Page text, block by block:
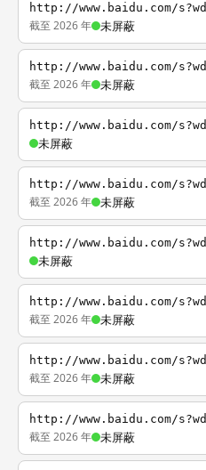
http://www.baidu.com/
截至 2026 年 未屏蔽
http://www.baidu.com/
截至 2026 年 未屏蔽
http://www.baidu.com/
未屏蔽
http://www.baidu.com/
截至 2026 年 未屏蔽
http://www.baidu.com/
未屏蔽
http://www.baidu.com/
截至 2026 年 未屏蔽
http://www.baidu.com/
截至 2026 年 未屏蔽
http://www.baidu.com/
截至 2026 年 未屏蔽